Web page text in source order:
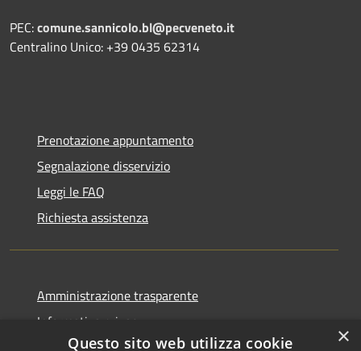
PEC:comune.sannicolo.bl@pecveneto.it
Centralino Unico: +39 0435 62314
Prenotazione appuntamento
Segnalazione disservizio
Leggi le FAQ
Richiesta assistenza
Amministrazione trasparente
Informativa privacy
×
Questo sito web utilizza cookie